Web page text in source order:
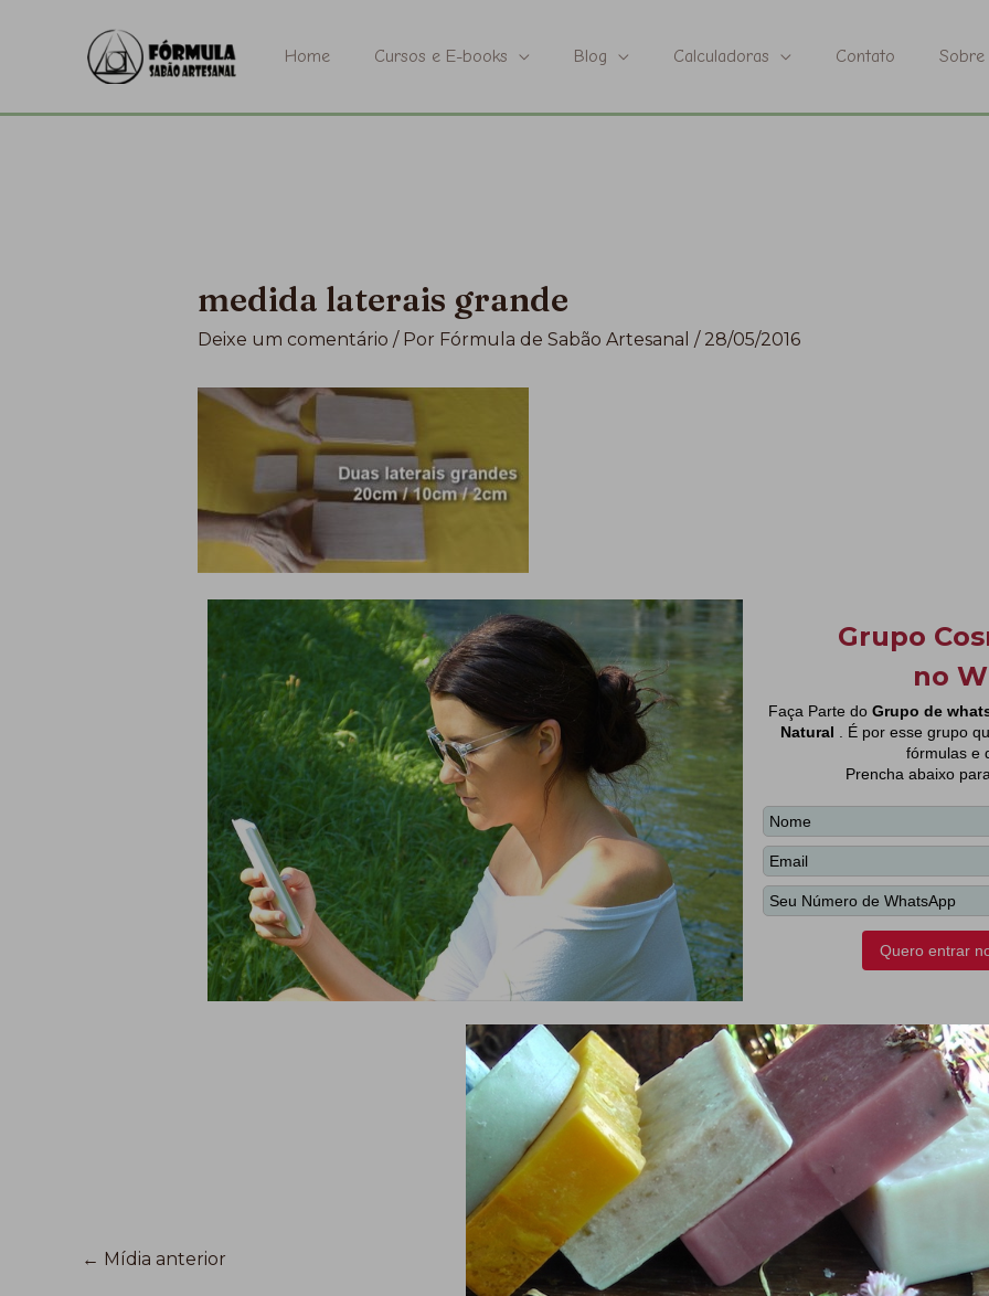
conteúdo
Home Cursos e E-books Blog Calculadoras Contato Sobre
medida laterais grande
Deixe um comentário / Por Fórmula de Sabão Artesanal / 28/05/2016
← Mídia anterior